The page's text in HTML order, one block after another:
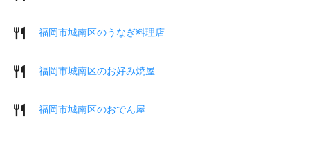
福岡市城南区のうなぎ料理店
福岡市城南区のお好み焼屋
福岡市城南区のおでん屋